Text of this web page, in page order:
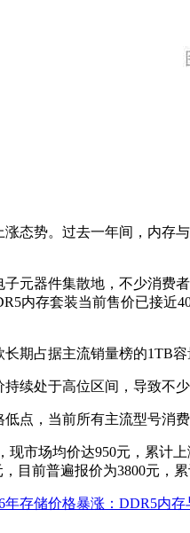
态势。过去一年间，内
元器件集散地，不少消
内存套装当前售价已接近
期占据主流销量榜的1TB容
续处于高位区间，导致不
点，当前所有主流型号消
市场均价达950元，累计
目前普遍报价为3800元，累
年存储价格暴涨：DDR5内